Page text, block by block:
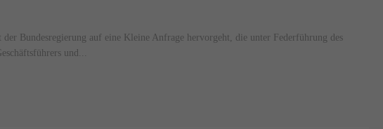
der Bundesregierung auf eine Kleine Anfrage hervorgeht, die unter Federführung des
und...